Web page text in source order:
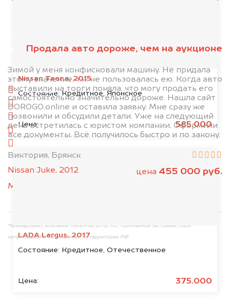
Nissan Teana, 2015
Состояние:Кредитное, Японское
Цена: 585.000
LADA Largus, 2017
Состояние: Кредитное, Отечественное
Цена: 375.000
Продала авто дороже, чем на аукционе
Зимой у меня конфисковали машину. Не придала
этому значение, т.к. не пользовалась ею. Когда авто
выставили на торги поняла, что могу продать его
самостоятельно значительно дороже. Нашла сайт
DOROGO.online и оставила заявку. Мне сразу же
позвонили и обсудили детали. Уже на следующий
день встретилась с юристом компании. Оформили
все документы. Всё получилось быстро и по закону.
Виктория, Брянск
Nissan Juke, 2012
цена 455 000 руб.
минуту эксперт-оценщик назовёт сумму.
1. Сфотографируйте машину:
спереди
сзади
слева
справа
+79584983298 по WhatsApp*,в мессенджер
MAX
*принадлежит компании Meta Platforms, Inc., признанной экстремистской
организацией и запрещённой на территории РФ